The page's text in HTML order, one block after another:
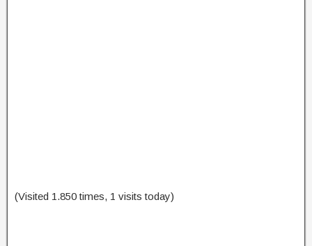
(Visited 1.850 times, 1 visits today)